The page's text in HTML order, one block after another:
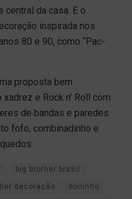
central da casa. E o
inspirada nos
80 e 90, como “Pac-
proposta bem
e Rock n’ Roll com
de bandas e paredes
fofo, combinadinho e
big brother brasil
decoração boninho